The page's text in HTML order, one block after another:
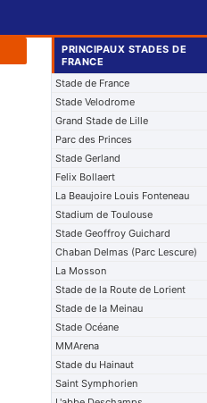
PRINCIPAUX STADES DE
FRANCE
Stade de France
Stade Velodrome
Grand Stade de Lille
Parc des Princes
Stade Gerland
Felix Bollaert
La Beaujoire Louis Fonteneau
Stadium de Toulouse
Stade Geoffroy Guichard
Chaban Delmas (Parc Lescure)
La Mosson
Stade de la Route de Lorient
Stade de la Meinau
Stade Océane
MMArena
Stade du Hainaut
Saint Symphorien